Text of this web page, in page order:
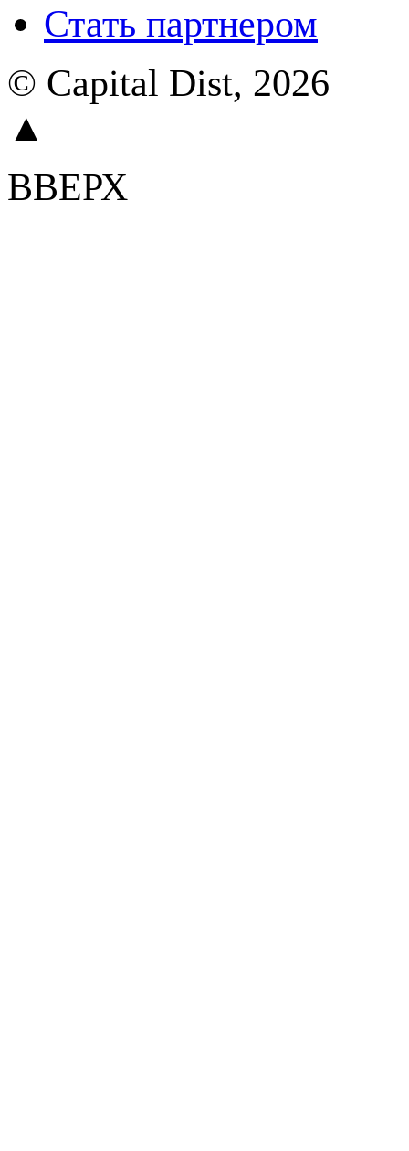
Стать партнером
© Capital Dist, 2026
▲
ВВЕРХ